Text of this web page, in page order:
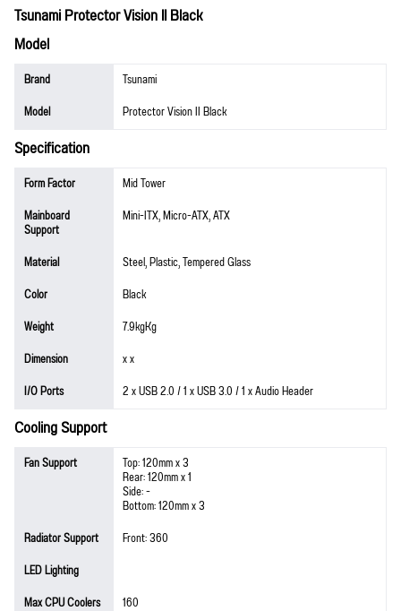
Tsunami Protector Vision II Black
Model
Brand
Tsunami
Model
Protector Vision II Black
Specification
Form Factor
Mid Tower
Mainboard
Support
Mini-ITX, Micro-ATX, ATX
Material
Steel, Plastic, Tempered Glass
Color
Black
Weight
7.9kgKg
Dimension
x x
I/O Ports
2 x USB 2.0 / 1 x USB 3.0 / 1 x Audio Header
Cooling Support
Fan Support Top: 120mm x 3
Rear: 120mm x 1
Side: -
Bottom: 120mm x 3
Radiator Support
Front: 360
LED Lighting
Max CPU Coolers
160